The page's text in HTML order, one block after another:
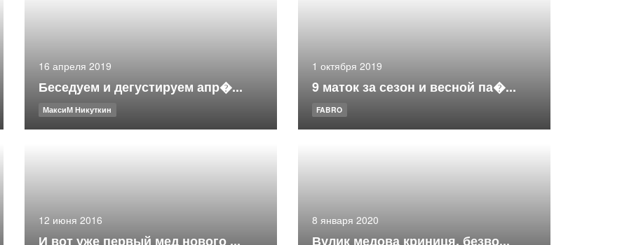
16 апреля 2019
Беседуем и дегустируем апр�...
МаксиМ Никуткин
1 октября 2019
9 маток за сезон и весной па�...
FABRO
12 июня 2016
И вот уже первый мед нового ...
8 января 2020
Вулик медова криниця, безво...